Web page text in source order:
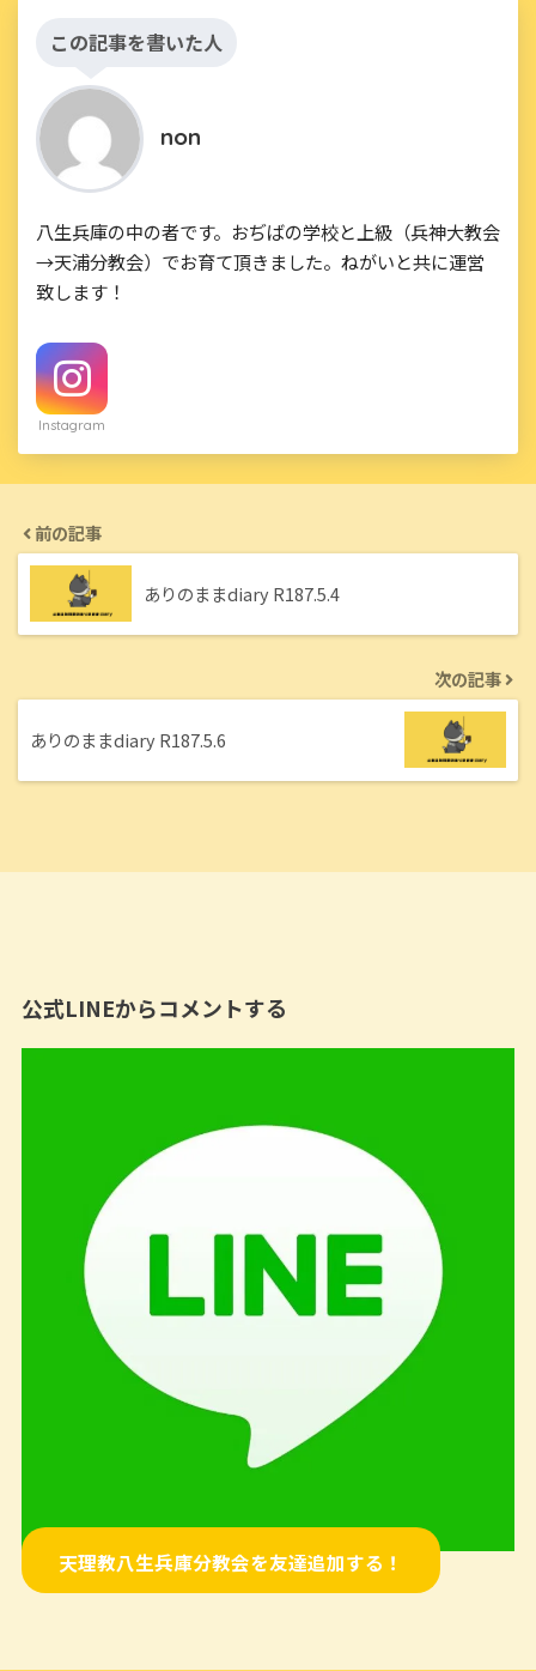
この記事を書いた人
non
八生兵庫の中の者です。おぢばの学校と上級（兵神大教会
→天浦分教会）でお育て頂きました。ねがいと共に運営
致します！
Instagram
前の記事
ありのままdiary R187.5.4
次の記事
ありのままdiary R187.5.6
公式LINEからコメントする
天理教八生兵庫分教会を友達追加する！